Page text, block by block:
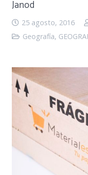
Janod
25 agosto, 2016
Geografía,